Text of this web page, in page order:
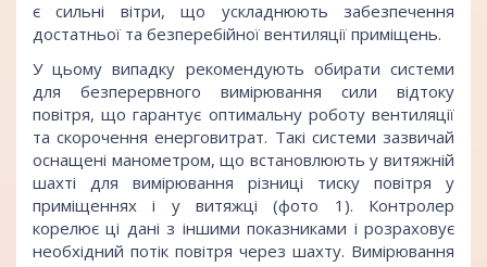
є сильні вітри, що ускладнюють забезпечення
достатньої та безперебійної вентиляції приміщень.
У цьому випадку рекомендують обирати системи
для безперервного вимірювання сили відтоку
повітря, що гарантує оптимальну роботу вентиляції
та скорочення енерговитрат. Такі системи зазвичай
оснащені манометром, що встановлюють у витяжній
шахті для вимірювання різниці тиску повітря у
приміщеннях і у витяжці (фото 1). Контролер
корелює ці дані з іншими показниками і розраховує
необхідний потік повітря через шахту. Вимірювання